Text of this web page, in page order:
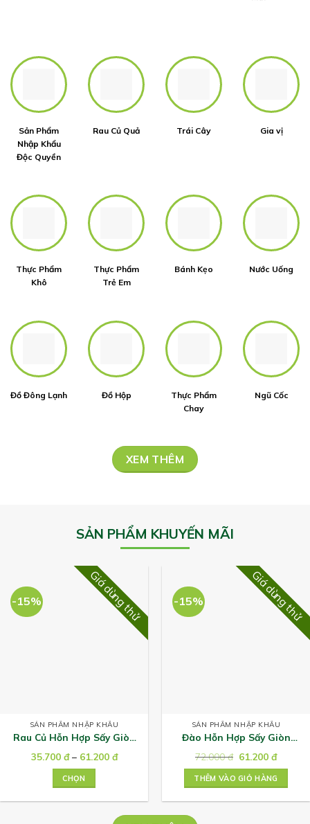
Sản Phẩm
Nhập Khẩu
Độc Quyền
Rau Củ Quả Trái Cây Gia vị
Thực Phẩm
Khô
Thực Phẩm
Trẻ Em
Bánh Kẹo Nước Uống
Đồ Đông Lạnh Đồ Hộp
Thực Phẩm
Chay
Ngũ Cốc
XEM THÊM
SẢN PHẨM KHUYẾN MÃI
-15% Giá dùng thử
SẢN PHẨM NHẬP KHẨU
Rau Củ Hỗn Hợp Sấy Giòn
35.700 đ – 61.200 đKhoảng
61.200 ₫
CHỌN
-15% Giá dùng thử
SẢN PHẨM NHẬP KHẨU
Đào Hỗn Hợp Sấy Giòn
72.000đ Giá
là:
72.000 ₫.
61.200đGiá
tại
là:
61.200
THÊM VÀO GIỎ HÀNG